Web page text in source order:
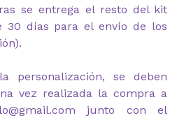
se entrega el resto del kit
30 días para el envío de los
personalización, se deben
vez realizada la compra a
junto con el